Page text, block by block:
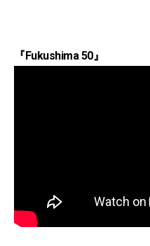
『Fukushima 50』